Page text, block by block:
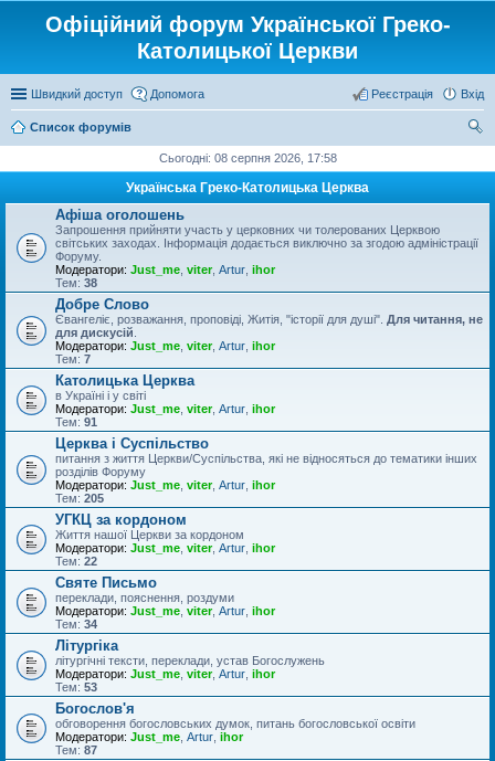
Офіційний форум Української Греко-
Католицької Церкви
Швидкий доступ Допомога Вхід
Реєстрація
Список форумів
Сьогодні: 08 серпня 2026, 17:58
Українська Греко-Католицька Церква
Афіша оголошень
Запрошення прийняти участь у церковних чи толерованих Церквою
світських заходах. Інформація додається виключно за згодою адміністрації
Форуму.
Модератори: Just_me viter, Artur ihor
Тем: 38
Добре Слово
Євангеліє, розважання, проповіді, Житія, "історії для душі". Для читання, не
для дискусій
Модератори: Just_me viter, Artur ihor
Тем: 7
Католицька Церква
в Україні і у світі
Модератори: Just_me viter, Artur ihor
Тем: 91
Церква і Суспільство
питання з життя Церкви/Суспільства, які не відносяться до тематики інших
розділів Форуму
Модератори: Just_me viter, Artur ihor
Тем: 205
УГКЦ за кордоном
Життя нашої Церкви за кордоном
Модератори: Just_me viter, Artur ihor
Тем: 22
Святе Письмо
переклади, пояснення, роздуми
Модератори: Just_me viter, Artur ihor
Тем: 34
Літургіка
літургічні тексти, переклади, устав Богослужень
Модератори: Just_me viter, Artur ihor
Тем: 53
Богослов'я
обговорення богословських думок, питань богословської освіти
Модератори: Just_me Artur ihor
Тем: 87